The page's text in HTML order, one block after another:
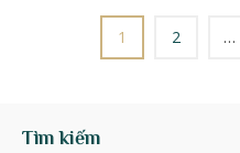
1 2 …
Tìm kiếm